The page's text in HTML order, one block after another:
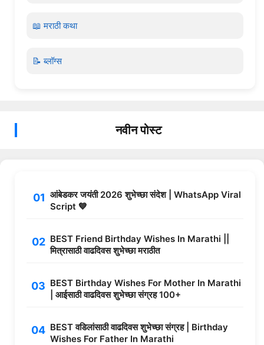
📖 मराठी कथा
📝 ब्लॉग्स
नवीन पोस्ट
आंबेडकर जयंती 2026 शुभेच्छा संदेश | WhatsApp Viral
Script 💙
BEST Friend Birthday Wishes In Marathi ||
मित्रासाठी वाढदिवस शुभेच्छा मराठीत
BEST Birthday Wishes For Mother In Marathi
| आईसाठी वाढदिवस शुभेच्छा संग्रह 100+
BEST वडिलांसाठी वाढदिवस शुभेच्छा संग्रह | Birthday
Wishes For Father In Marathi